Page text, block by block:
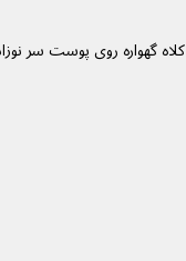
کلاه گهواره روی پوست سر